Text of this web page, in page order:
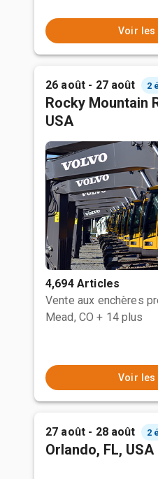
Voir
26 août - 27 août 2
Rocky Mountain
USA
4,694 Articles
Vente aux enchères
Mead, CO + 14 plus
Voir
27 août - 28 août 2
Orlando, FL, USA